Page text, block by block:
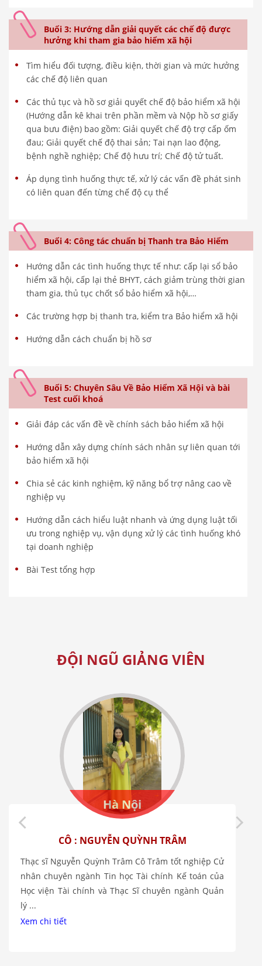
Buổi 3: Hướng dẫn giải quyết các chế độ được
hưởng khi tham gia bảo hiểm xã hội
Tìm hiểu đối tượng, điều kiện, thời gian và mức hưởng
các chế độ liên quan
Các thủ tục và hồ sơ giải quyết chế độ bảo hiểm xã hội
(Hướng dẫn kê khai trên phần mềm và Nộp hồ sơ giấy
qua bưu điện) bao gồm: Giải quyết chế độ trợ cấp ốm
đau; Giải quyết chế độ thai sản; Tai nạn lao động,
bệnh nghề nghiệp; Chế độ hưu trí; Chế độ tử tuất.
Áp dụng tình huống thực tế, xử lý các vấn đề phát sinh
có liên quan đến từng chế độ cụ thể
Buổi 4: Công tác chuẩn bị Thanh tra Bảo Hiểm
Hướng dẫn các tình huống thực tế như: cấp lại sổ bảo
hiểm xã hội, cấp lại thẻ BHYT, cách giảm trùng thời gian
tham gia, thủ tục chốt sổ bảo hiểm xã hội,…
Các trường hợp bị thanh tra, kiểm tra Bảo hiểm xã hội
Hướng dẫn cách chuẩn bị hồ sơ
Buổi 5: Chuyên Sâu Về Bảo Hiểm Xã Hội và bài
Test cuối khoá
Giải đáp các vấn đề về chính sách bảo hiểm xã hội
Hướng dẫn xây dựng chính sách nhân sự liên quan tới
bảo hiểm xã hội
Chia sẻ các kinh nghiệm, kỹ năng bổ trợ nâng cao về
nghiệp vụ
Hướng dẫn cách hiểu luật nhanh và ứng dụng luật tối
ưu trong nghiệp vụ, vận dụng xử lý các tình huống khó
tại doanh nghiệp
Bài Test tổng hợp
ĐỘI NGŨ GIẢNG VIÊN
Hà Nội
CÔ : NGUYỄN QUỲNH TRÂM
Thạc sĩ Nguyễn Quỳnh Trâm Cô Trâm tốt nghiệp Cử
nhân chuyên ngành Tin học Tài chính Kế toán của
Học viện Tài chính và Thạc Sĩ chuyên ngành Quản
lý ...
Xem chi tiết